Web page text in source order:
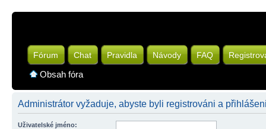
Fórum Chat Pravidla Návody FAQ
Obsah fóra
Administrátor vyžaduje, abyste byli registrováni a
Uživatelské jméno: